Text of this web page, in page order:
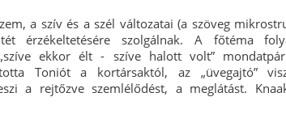
a szív és a szél változatai (a szöveg
érzékeltetésére szolgálnak. A főtéma
ekkor élt - szíve halott volt”
Toniót a kortársaktól, az „üvegajtó”
a rejtőzve szemlélődést, a meglátást.